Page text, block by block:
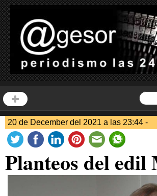
20 de December del 2021 a las 23:44 -
Planteos del edil